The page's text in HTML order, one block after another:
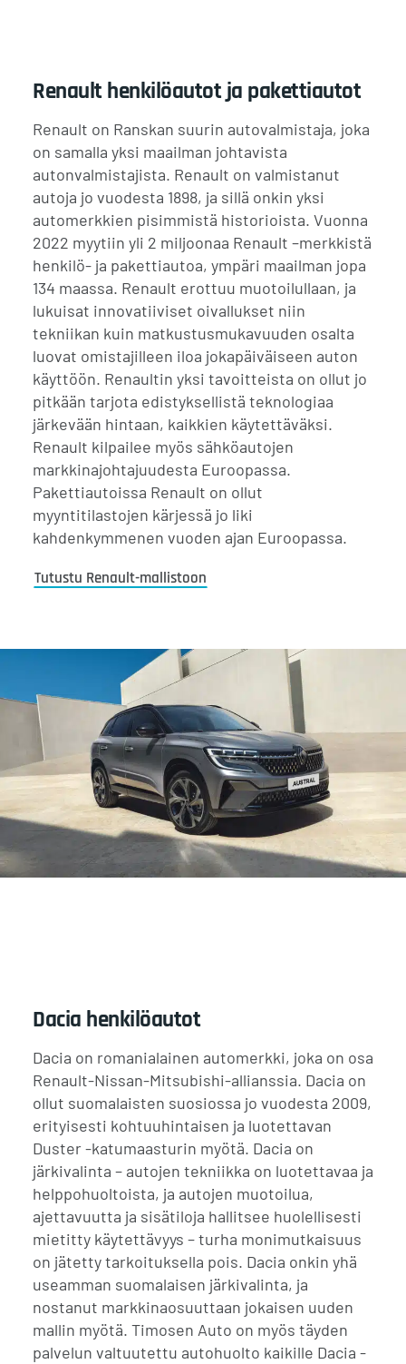
Renault henkilöautot ja pakettiautot
Renault on Ranskan suurin autovalmistaja, joka
on samalla yksi maailman johtavista
autonvalmistajista. Renault on valmistanut
autoja jo vuodesta 1898, ja sillä onkin yksi
automerkkien pisimmistä historioista. Vuonna
2022 myytiin yli 2 miljoonaa Renault –merkkistä
henkilö- ja pakettiautoa, ympäri maailman jopa
134 maassa. Renault erottuu muotoilullaan, ja
lukuisat innovatiiviset oivallukset niin
tekniikan kuin matkustusmukavuuden osalta
luovat omistajilleen iloa jokapäiväiseen auton
käyttöön. Renaultin yksi tavoitteista on ollut jo
pitkään tarjota edistyksellistä teknologiaa
järkevään hintaan, kaikkien käytettäväksi.
Renault kilpailee myös sähköautojen
markkinajohtajuudesta Euroopassa.
Pakettiautoissa Renault on ollut
myyntitilastojen kärjessä jo liki
kahdenkymmenen vuoden ajan Euroopassa.
Tutustu Renault-mallistoon
Dacia henkilöautot
Dacia on romanialainen automerkki, joka on osa
Renault-Nissan-Mitsubishi-allianssia. Dacia on
ollut suomalaisten suosiossa jo vuodesta 2009,
erityisesti kohtuuhintaisen ja luotettavan
Duster -katumaasturin myötä. Dacia on
järkivalinta – autojen tekniikka on luotettavaa ja
helppohuoltoista, ja autojen muotoilua,
ajettavuutta ja sisätiloja hallitsee huolellisesti
mietitty käytettävyys – turha monimutkaisuus
on jätetty tarkoituksella pois. Dacia onkin yhä
useamman suomalaisen järkivalinta, ja
nostanut markkinaosuuttaan jokaisen uuden
mallin myötä. Timosen Auto on myös täyden
palvelun valtuutettu autohuolto kaikille Dacia -